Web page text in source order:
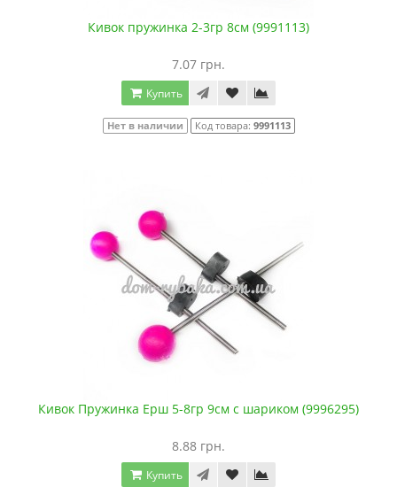
Кивок пружинка 2-3гр 8см (9991113)
7.07 грн.
Купить
Нет в наличии Код товара: 9991113
Кивок Пружинка Ерш 5-8гр 9см с шариком (9996295)
8.88 грн.
Купить